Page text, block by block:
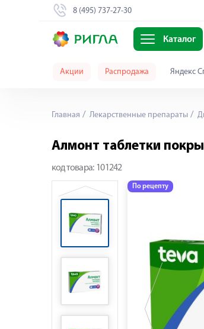
8 (495) 737-27-30
Каталог
Акции Распродажа Яндекс
Главная Лекарственные препараты
Алмонт таблетки
код товара: 101242
По рецепту